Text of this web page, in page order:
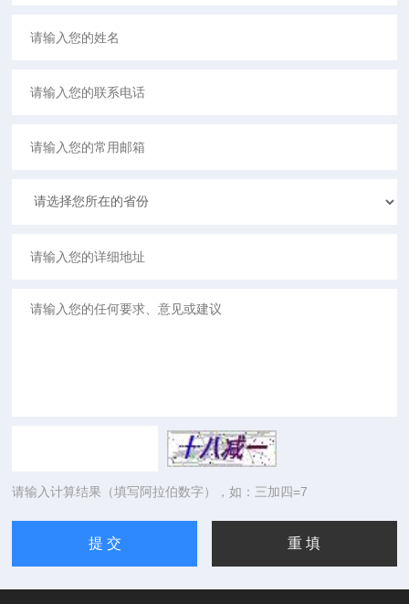
请输入计算结果（填写阿拉伯数字），如：三加四=7